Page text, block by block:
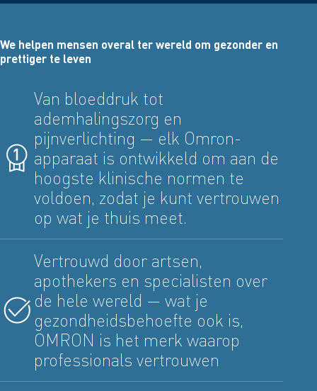
We helpen mensen overal ter wereld om gezonder en
prettiger te leven
Van bloeddruk tot
ademhalingszorg en
pijnverlichting — elk Omron-
apparaat is ontwikkeld om aan de
hoogste klinische normen te
voldoen, zodat je kunt vertrouwen
op wat je thuis meet.
Vertrouwd door artsen,
apothekers en specialisten over
de hele wereld — wat je
gezondheidsbehoefte ook is,
OMRON is het merk waarop
professionals vertrouwen